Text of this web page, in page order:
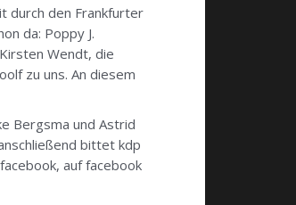
durch den Frankfurter
da: Poppy J.
Wendt, die
zu uns. An diesem
Bergsma und Astrid
bittet kdp
auf facebook